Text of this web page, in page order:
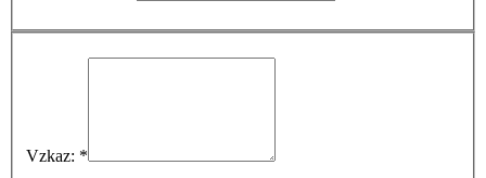
Vzkaz: *